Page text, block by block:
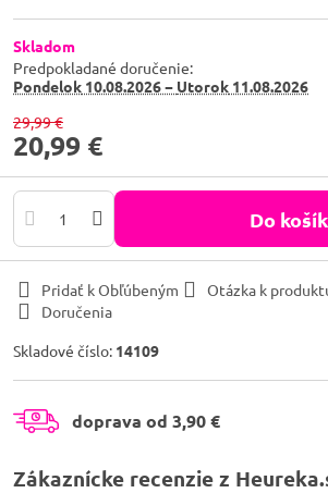
Skladom
Predpokladané doručenie:
Pondelok 10.08.2026 − Utorok 11.08.2026
29,99 €
20,99 €
Do
Pridať k Obľúbeným Otázka k
Doručenia
Skladové číslo: 14109
doprava od 3,90 €
Zákaznícke recenzie z